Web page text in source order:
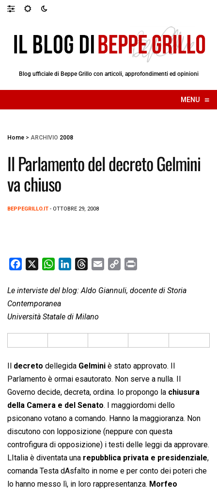
Blog ufficiale di Beppe Grillo con articoli, approfondimenti ed opinioni
MENU ≡
☰
Home > ARCHIVIO 2008
Il Parlamento del decreto Gelmini
va chiuso
BEPPEGRILLO.IT - OTTOBRE 29, 2008
c
e
b
W
a
t
s
n
e
r
a
a
p
i
Le interviste del blog: Aldo Giannuli, docente di Storia
Contemporanea
Università Statale di Milano
decreto dellegida Gelmini è stato approvato. Il
Parlamento è ormai esautorato. Non serve a nulla. Il
Governo decide, decreta, ordina. Io propongo la chiusura
della Camera e del Senato. I maggiordomi dello
psiconano votano a comando. Hanno la maggioranza. Non
discutono con lopposizione (neppure con questa
controfigura di opposizione) i testi delle leggi da approvare.
LItalia è diventata una repubblica privata e presidenziale,
comanda Testa dAsfalto in nome e per conto dei poteri che
lo hanno messo lì, in loro rappresentanza. Morfeo